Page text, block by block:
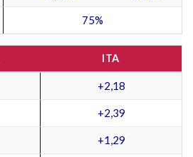
75%
ITA
+2,18
+2,39
+1,29